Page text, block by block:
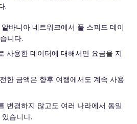
.
바니아 네트워크에서 풀 스피드 데이
니다.
사용한 데이터에 대해서만 요금을 지
한 금액은 향후 여행에서도 계속 사용
변경하지 않고도 여러 나라에서 동일
습니다.